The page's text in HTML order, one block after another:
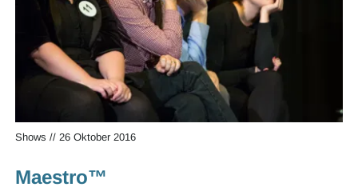
Shows // 26 Oktober 2016
Maestro™